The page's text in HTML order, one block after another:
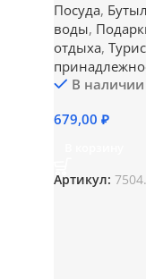
Посуда,
воды,
отдыха,
В наличии
679,00 ₽
Артикул: